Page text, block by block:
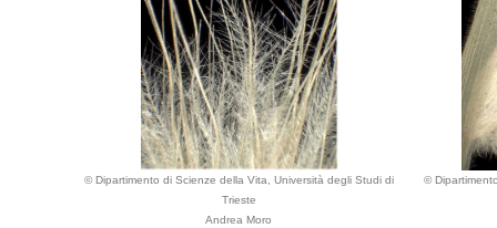
© Dipartimento di Scienze della Vita, Università degli Studi di
Trieste
Andrea Moro
©